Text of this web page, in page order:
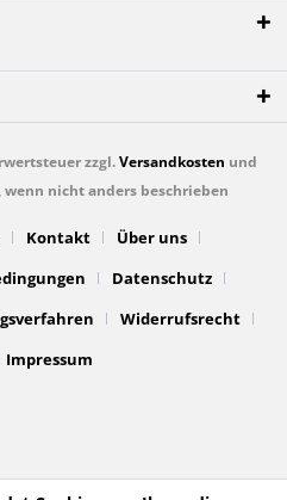
zzgl.Versandkosten und
nicht anders beschrieben
Kontakt
Über uns
Datenschutz
Widerrufsrecht
Impressum